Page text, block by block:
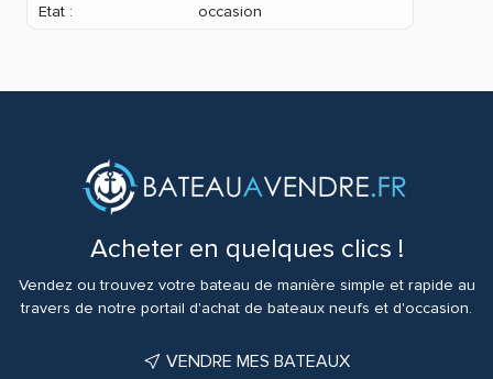
Etat :
occasion
Acheter en quelques clics !
Vendez ou trouvez votre bateau de manière simple et rapide au
travers de notre portail d'achat de bateaux neufs et d'occasion.
VENDRE MES BATEAUX